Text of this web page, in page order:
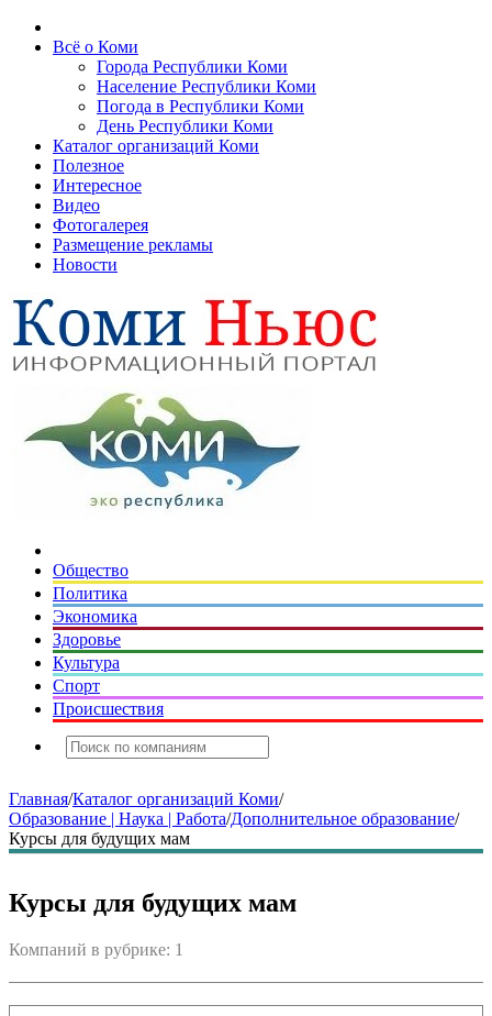
Всё о Коми
Города Республики Коми
Население Республики Коми
Погода в Республики Коми
День Республики Коми
Каталог организаций Коми
Полезное
Интересное
Видео
Фотогалерея
Размещение рекламы
Новости
Общество
Политика
Экономика
Здоровье
Культура
Спорт
Происшествия
Главная/Каталог организаций Коми/
Образование | Наука | Работа/Дополнительное образование/
Курсы для будущих мам
Курсы для будущих мам
Компаний в рубрике: 1